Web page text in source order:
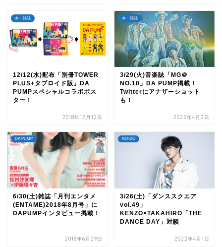
本・雑誌
12/12(水)配布「別冊TOWER
PLUS+タブロイド版」DA
PUMPスペシャルコラボポス
ター！
2018年12月12日
本・雑誌
3/29(火)音楽誌「MG＠
NO.10」DA PUMP掲載！
Twitterにアナザーショット
も！
2022年4月2日
DA PUMP
6/30(土)雑誌「月刊エンタメ
(ENTAME)2018年8月号」に
DAPUMPインタビュー掲載！
2018年6月29日
KENZO
3/26(土)「ダンススクエア
vol.49」
KENZO×TAKAHIRO「THE
DANCE DAY」対談
2022年4月1日